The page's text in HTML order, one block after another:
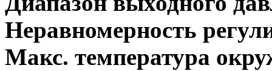
Неравномерность
Макс. температура